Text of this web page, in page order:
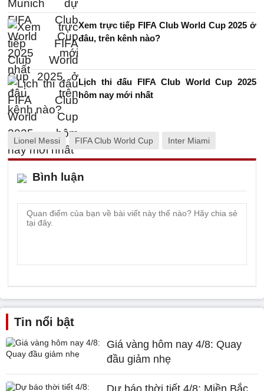
Xem trực tiếp FIFA Club World Cup 2025 ở
đâu, trên kênh nào?
Lịch thi đấu FIFA Club World Cup 2025
hôm nay mới nhất
Lionel Messi FIFA Club World Cup Inter Miami
Bình luận
Tin nổi bật
Giá vàng hôm nay 4/8: Quay
đầu giảm nhẹ
Dự báo thời tiết 4/8: Miền Bắc